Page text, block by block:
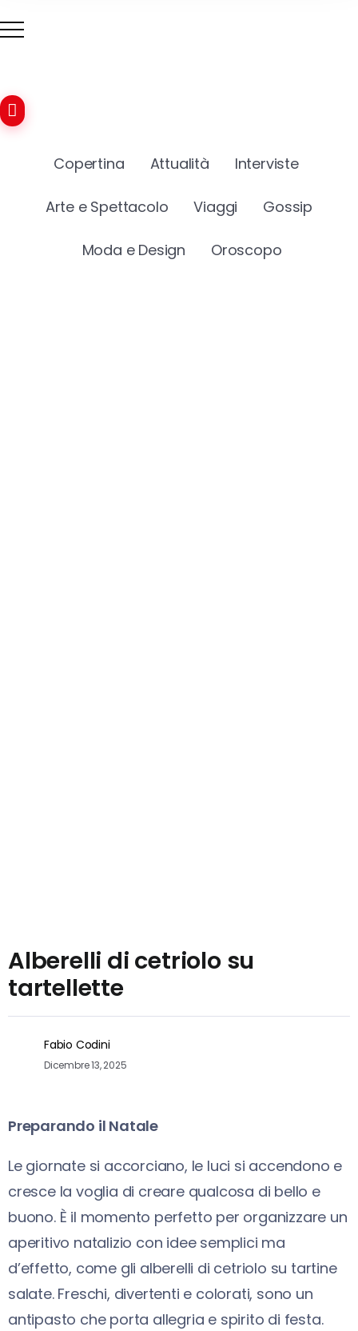
Copertina Attualità Interviste
Arte e Spettacolo Viaggi Gossip
Moda e Design Oroscopo
Alberelli di cetriolo su
tartellette
Fabio Codini
Dicembre 13, 2025
Preparando il Natale
Le giornate si accorciano, le luci si accendono e
cresce la voglia di creare qualcosa di bello e
buono. È il momento perfetto per organizzare un
aperitivo natalizio con idee semplici ma
d’effetto, come gli alberelli di cetriolo su tartine
salate. Freschi, divertenti e colorati, sono un
antipasto che porta allegria e spirito di festa.